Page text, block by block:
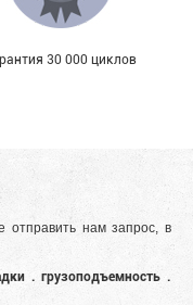
30 000 циклов
отправить нам запрос, в
. грузоподъемность .